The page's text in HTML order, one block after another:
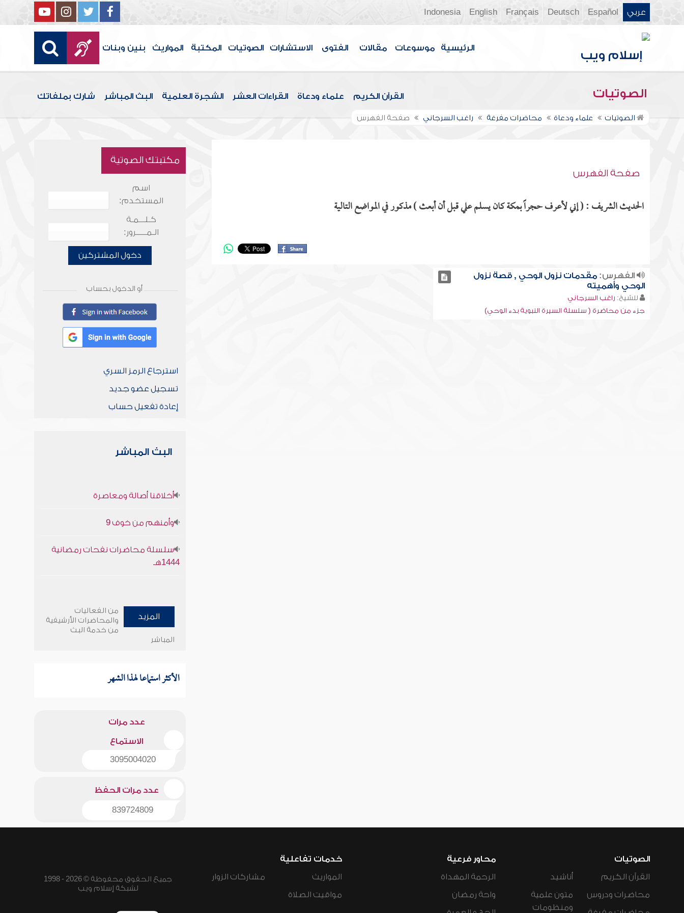
عربي Español
Deutsch
Français
English
Indonesia
الرئيسية موسوعات مقالات الفتوى الاستشارات الصوتيات المكتبة المواريث بنين وبنات
الصوتيات القرآن الكريم علماء ودعاة القراءات العشر الشجرة العلمية البث المباشر شارك بملفاتك
الصوتيات علماء ودعاة محاضرات مفرغة راغب السرجاني صفحة الفهرس
صفحة الفهرس
الحديث الشريف : ( إني لأعرف حجراً بمكة كان يسلم علي قبل أن أبعث ) مذكور في المواضع التالية
الفهرس:مقدمات نزول الوحي , قصة نزول
الوحي وأهميته
للشيخ: راغب السرجاني
جزء من محاضرة ( سلسلة السيرة النبوية بدء الوحي)
مكتبتك الصوتية
اسم
المستخدم:
كـلـــمـة
الـمـــــرور:
دخول المشتركين
أو الدخول بحساب
استرجاع الرمز السري
تسجيل عضو جديد
إعادة تفعيل حساب
البث المباشر
أخلاقنا أصالة ومعاصرة
وأمنهم من خوف 9
سلسلة محاضرات نفحات رمضانية
1444هـ
المزيد
من الفعاليات
والمحاضرات الأرشيفية
من خدمة البث
المباشر
الأكثر استماعا لهذا الشهر
عدد مرات
الاستماع
3095004020
عدد مرات الحفظ
839724809
الصوتيات
القرآن الكريم
محاضرات ودروس
أناشيد
متون علمية
ومنظومات
محاور فرعية
الرحمة المهداة
واحة رمضان
خدمات تفاعلية
المواريث
مواقيت الصلاة
مشاركات الزوار
جميع الحقوق محفوظة © 2026 - 1998
لشبكة إسلام ويب